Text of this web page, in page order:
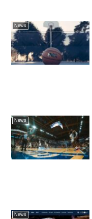
News
News
News